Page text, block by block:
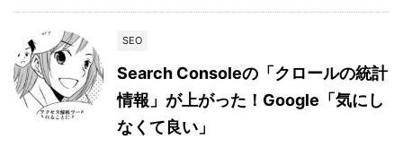
SEO
Search Consoleの「クロールの統計
情報」が上がった！Google「気にし
なくて良い」